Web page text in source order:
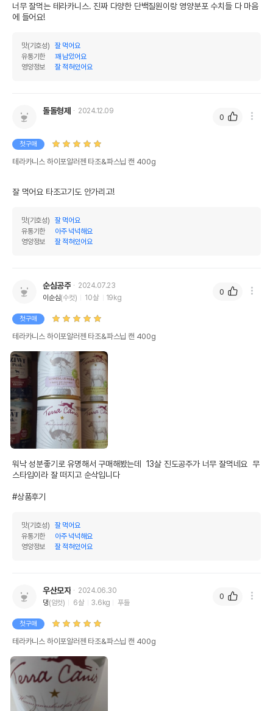
상품 필수 정보
법에 의한 인증,허가 등을
경우 그에 대한 사항
제조국 또는 원산지 독일
수입자를 함께 표기
테라카니스
또는 소비자상담 관련
전화번호
단, 상품명에 유통기한 명시된 경우, 해당
너무 잘먹는 테라카니스. 진짜 다양한 단백질원이랑 영양분포 수치들 다 마음
에 들어요!
맛(기호성)
잘 먹어요
유통기한
꽤 남았어요
영양정보
잘 적혀있어요
돌돌형제 2024.12.09
첫구매
테라카니스 하이포알러젠 타조&파스닙 캔 400g
잘 먹어요 타조고기도 안가리고!
맛(기호성)
잘 먹어요
유통기한
아주 넉넉해요
영양정보
잘 적혀있어요
0
순심공주
2024.07.23
이순심(수컷) 10살 19kg
첫구매
테라카니스 하이포알러젠 타조&파스닙 캔 400g
워낙 성분좋기로 유명해서 구매해봤는데  13살 진도공주가 너무 잘먹네요  무
스타입이라 잘 떠지고 순삭입니다
#상품후기
맛(기호성)
잘 먹어요
유통기한
아주 넉넉해요
영양정보
잘 적혀있어요
0
우산모자
2024.06.30
댕(암컷) 6살 3.6kg 푸들
첫구매
테라카니스 하이포알러젠 타조&파스닙 캔 400g
0